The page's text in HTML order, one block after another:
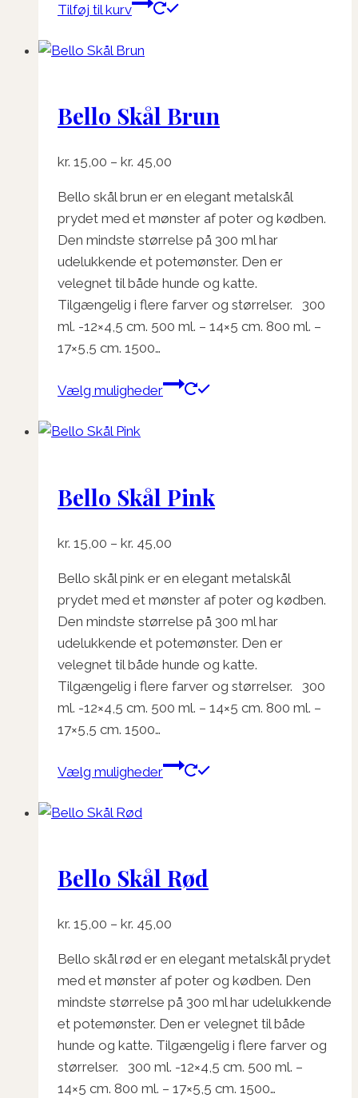
Tilføj til kurv
Bello Skål Brun
kr. 15,00 – kr. 45,00
til
kr. 45,00
Bello skål brun er en elegant metalskål
prydet med et mønster af poter og kødben.
Den mindste størrelse på 300 ml har
udelukkende et potemønster. Den er
velegnet til både hunde og katte.
Tilgængelig i flere farver og størrelser. 300
ml. -12×4,5 cm. 500 ml. – 14×5 cm. 800 ml. –
17×5,5 cm. 1500…
Vælg muligheder
Dette
Mulighederne
kan
varesiden
Bello Skål Pink
kr. 15,00 – kr. 45,00
til
kr. 45,00
Bello skål pink er en elegant metalskål
prydet med et mønster af poter og kødben.
Den mindste størrelse på 300 ml har
udelukkende et potemønster. Den er
velegnet til både hunde og katte.
Tilgængelig i flere farver og størrelser. 300
ml. -12×4,5 cm. 500 ml. – 14×5 cm. 800 ml. –
17×5,5 cm. 1500…
Vælg muligheder
Dette
varesiden
Bello Skål Rød
kr. 15,00 – kr. 45,00
til
kr. 45,00
Bello skål rød er en elegant metalskål prydet
med et mønster af poter og kødben. Den
mindste størrelse på 300 ml har udelukkende
et potemønster. Den er velegnet til både
hunde og katte. Tilgængelig i flere farver og
størrelser. 300 ml. -12×4,5 cm. 500 ml. –
14×5 cm. 800 ml. – 17×5,5 cm. 1500…